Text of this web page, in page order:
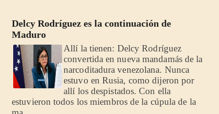
Delcy Rodríguez es la continuación de
Maduro
Allí la tienen: Delcy Rodríguez
convertida en nueva mandamás de la
narcoditadura venezolana. Nunca
estuvo en Rusia, como dijeron por
allí los despistados. Con ella
estuvieron todos los miembros de la cúpula de la